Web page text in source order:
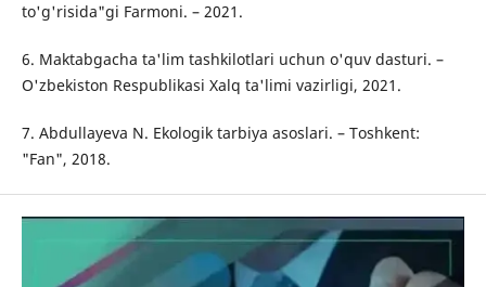
to'g'risida"gi Farmoni. – 2021.
6. Maktabgacha ta'lim tashkilotlari uchun o'quv dasturi. –
O'zbekiston Respublikasi Xalq ta'limi vazirligi, 2021.
7. Abdullayeva N. Ekologik tarbiya asoslari. – Toshkent:
"Fan", 2018.